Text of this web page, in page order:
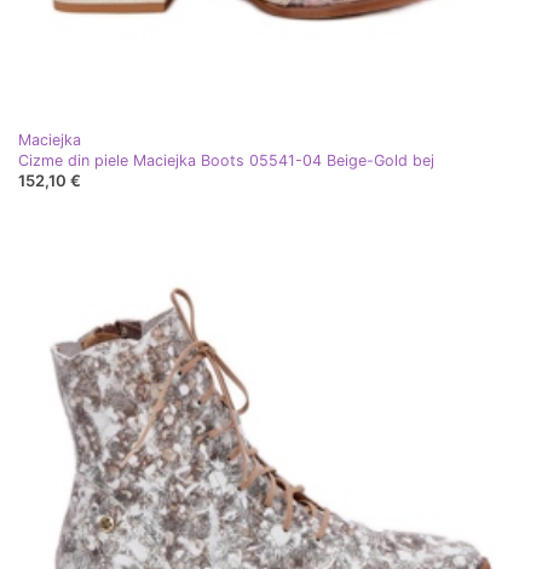
Maciejka
Cizme din piele Maciejka Boots 05541-04 Beige-Gold bej
152,10 €